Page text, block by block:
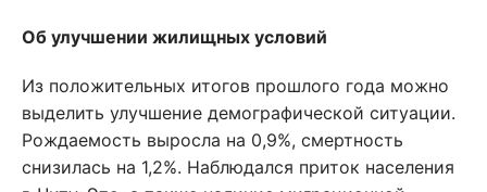
Об улучшении жилищных условий
Из положительных итогов прошлого года можно
выделить улучшение демографической ситуации.
Рождаемость выросла на 0,9%, смертность
снизилась на 1,2%. Наблюдался приток населения